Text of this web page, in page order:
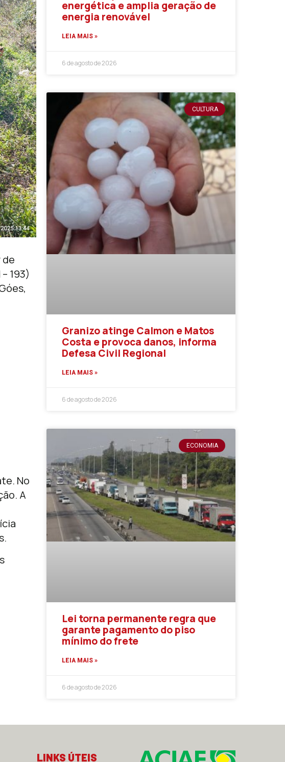
de
193)
No
A
energética e amplia geração de
energia renovável
LEIA MAIS »
6 de agosto de 2026
CULTURA
Granizo atinge Calmon e Matos
Costa e provoca danos, informa
Defesa Civil Regional
LEIA MAIS »
6 de agosto de 2026
ECONOMIA
Lei torna permanente regra que
garante pagamento do piso
mínimo do frete
LEIA MAIS »
6 de agosto de 2026
LINKS ÚTEIS